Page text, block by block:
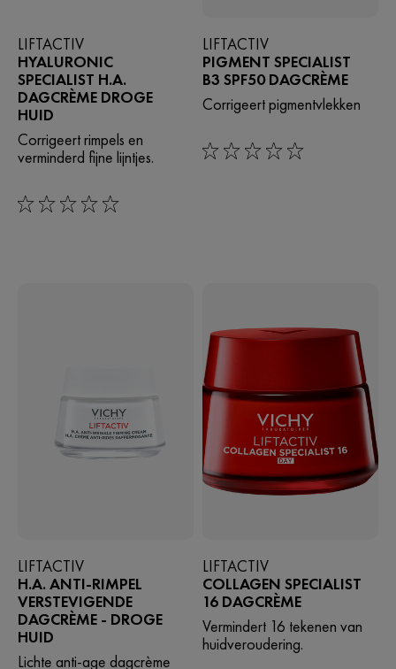
LIFTACTIV
HYALURONIC
SPECIALIST H.A.
DAGCRÈME DROGE
HUID
Corrigeert rimpels en
verminderd fijne lijntjes.
0/5
LIFTACTIV
PIGMENT SPECIALIST
B3 SPF50 DAGCRÈME
Corrigeert pigmentvlekken
0/5
LIFTACTIV
H.A. ANTI-RIMPEL
VERSTEVIGENDE
DAGCRÈME - DROGE
HUID
Lichte anti-age dagcrème
LIFTACTIV
COLLAGEN SPECIALIST
16 DAGCRÈME
Vermindert 16 tekenen van
huidveroudering.